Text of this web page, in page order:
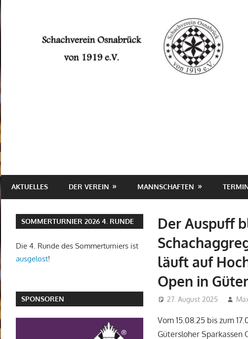
Zum
springen
AKTUELLES DER VEREIN MANNSCHAFTEN
Der Auspuff
läuft auf
Open in
27. August 2025
Vom 15.08.25 bis zum
Gütersloher Sparkassen
SOMMERTURNIER 2026 4. RUNDE
Die 4. Runde des Sommerturniers ist
ausgelost!
SPONSOREN